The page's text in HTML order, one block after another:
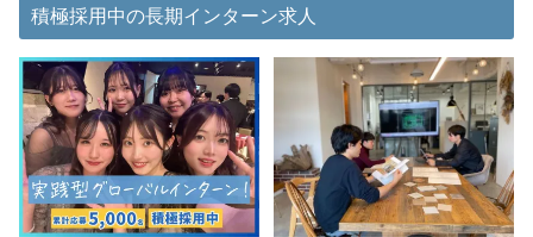
積極採用中の長期インターン求人